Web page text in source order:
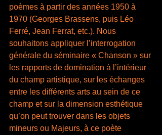
poèmes à partir des années 1950 à
1970 (Georges Brassens, puis Léo
Ferré, Jean Ferrat, etc.). Nous
souhaitons appliquer l’interrogation
générale du séminaire « Chanson » sur
les rapports de domination à l’intérieur
du champ artistique, sur les échanges
entre les différents arts au sein de ce
champ et sur la dimension esthétique
qu’on peut trouver dans les objets
mineurs ou Majeurs, à ce poète